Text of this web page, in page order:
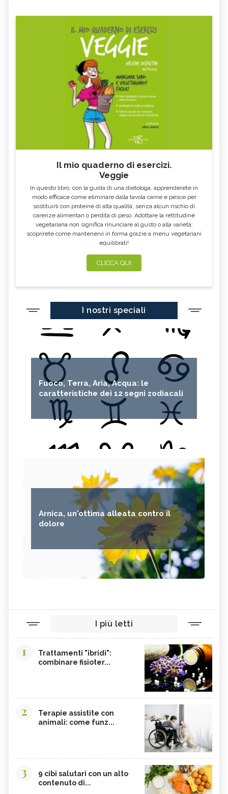
Il mio quaderno di esercizi.
Veggie
In questo libro, con la guida di una dietologa, apprenderete in
modo efficace come eliminare dalla tavola carne e pesce per
sostituirli con proteine di alta qualità, senza alcun rischio di
carenze alimentari o perdita di peso. Adottare la rettitudine
vegetariana non significa rinunciare al gusto o alla varietà:
scoprirete come mantenervi in forma grazie a menu vegetariani
equilibrati!
CLICCA QUI
I nostri speciali
Fuoco, Terra, Aria, Acqua: le
caratteristiche dei 12 segni zodiacali
Arnica, un'ottima alleata contro il
dolore
I più letti
1
Trattamenti "ibridi":
combinare fisioter...
2
Terapie assistite con
animali: come funz...
3
9 cibi salutari con un alto
contenuto di...